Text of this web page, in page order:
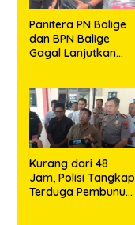
Kemerdekaan RI
Panitera PN Balige
dan BPN Balige
Gagal Lanjutkan
Sebut Objek Salah
Lokasi
Kurang dari 48
Jam, Polisi Tangkap
Terduga Pembunuh